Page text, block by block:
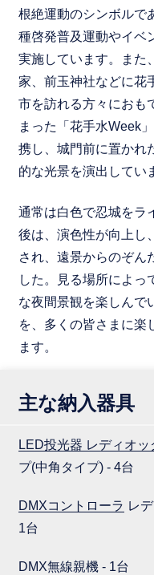
根絶運動のシンボルで
種啓発普及運動やイベ
実施しています。また
家、前玉神社などに花
市を訪れる方々におも
まった「花手水Week
携し、城門前に置かれ
的な光景を演出してい
通常は白色で忍城をラ
後は、演色性が向上し
され、遠景からのぞん
した。見る場所によっ
な夜間景観を楽しんで
を、多くの皆さまに楽
ます。
主な納入器具
LED投光器 レディオ
プ(中角タイプ) - 4台
DMXコントローラ レ
1台
DMX無線親機 - 1台